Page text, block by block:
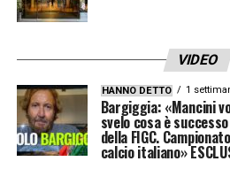
VIDEO
HANNO DETTO 1
Bargiggia: «Mancini
svelo cosa è
della FIGC.
calcio italiano»